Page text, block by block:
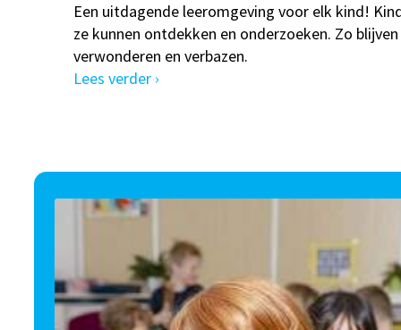
Een uitdagende leeromgeving voor elk kind!
ze kunnen ontdekken en onderzoeken. Zo
verwonderen en verbazen.
Lees verder ›